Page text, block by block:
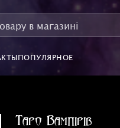
ПОПУЛЯРНОЕ
Таро Вампірів